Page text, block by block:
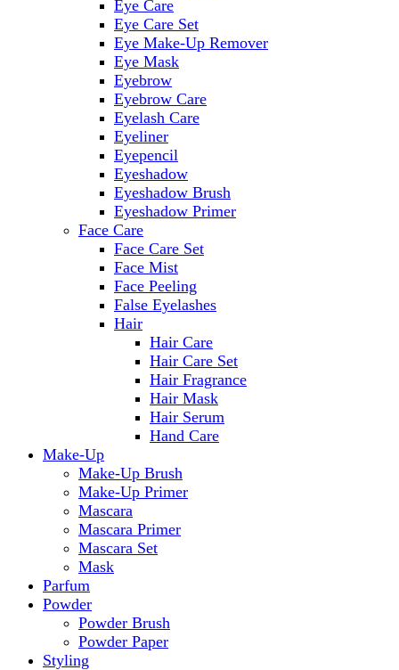
Eye Care
Eye Care Set
Eye Make-Up Remover
Eye Mask
Eyebrow
Eyebrow Care
Eyelash Care
Eyeliner
Eyepencil
Eyeshadow
Eyeshadow Brush
Eyeshadow Primer
Face Care
Face Care Set
Face Mist
Face Peeling
False Eyelashes
Hair
Hair Care
Hair Care Set
Hair Fragrance
Hair Mask
Hair Serum
Hand Care
Make-Up
Make-Up Brush
Make-Up Primer
Mascara
Mascara Primer
Mascara Set
Mask
Parfum
Powder
Powder Brush
Powder Paper
Styling